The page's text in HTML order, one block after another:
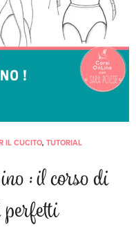
IL CUCITO, TUTORIAL
: il corso di